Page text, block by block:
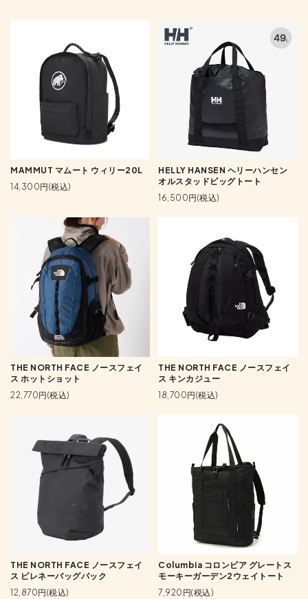
MAMMUT マムート ウィリー20L
14,300円(税込)
HELLY HANSEN ヘリーハンセン
オルスタッドビッグトート
16,500円(税込)
THE NORTH FACE ノースフェイ
ス ホットショット
22,770円(税込)
THE NORTH FACE ノースフェイ
ス キンカジュー
18,700円(税込)
THE NORTH FACE ノースフェイ
ス ピレネーバッグパック
12,870円(税込)
Columbia コロンビア グレートス
モーキーガーデン2ウェイトート
7,920円(税込)